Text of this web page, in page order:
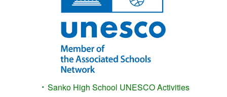
・ Sanko High School UNESCO Activities